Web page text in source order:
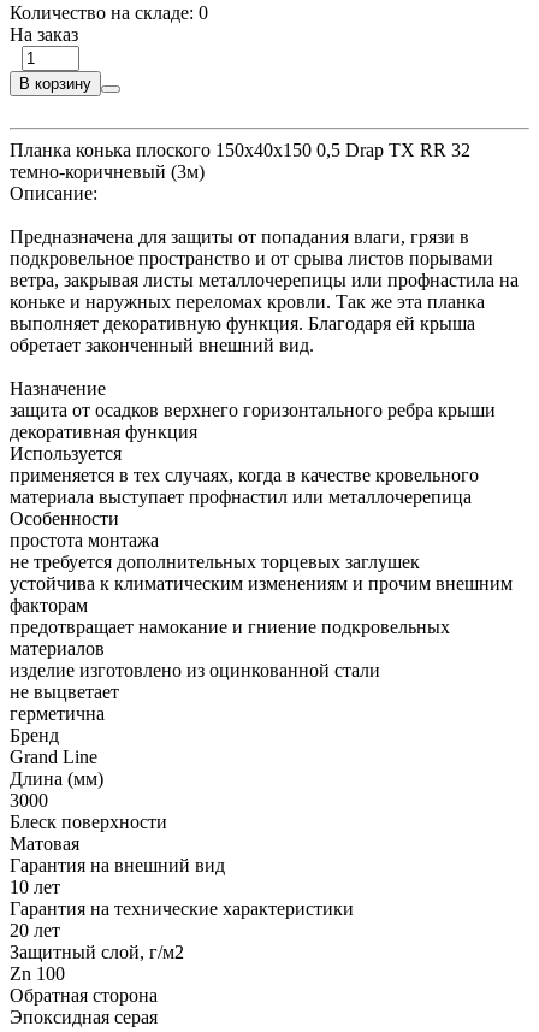
Количество на складе: 0
На заказ
В корзину
Планка конька плоского 150х40х150 0,5 Drap TX RR 32
темно-коричневый (3м)
Описание:
Предназначена для защиты от попадания влаги, грязи в
подкровельное пространство и от срыва листов порывами
ветра, закрывая листы металлочерепицы или профнастила на
коньке и наружных переломах кровли. Так же эта планка
выполняет декоративную функция. Благодаря ей крыша
обретает законченный внешний вид.
Назначение
защита от осадков верхнего горизонтального ребра крыши
декоративная функция
Используется
применяется в тех случаях, когда в качестве кровельного
материала выступает профнастил или металлочерепица
Особенности
простота монтажа
не требуется дополнительных торцевых заглушек
устойчива к климатическим изменениям и прочим внешним
факторам
предотвращает намокание и гниение подкровельных
материалов
изделие изготовлено из оцинкованной стали
не выцветает
герметична
Бренд
Grand Line
Длина (мм)
3000
Блеск поверхности
Матовая
Гарантия на внешний вид
10 лет
Гарантия на технические характеристики
20 лет
Защитный слой, г/м2
Zn 100
Обратная сторона
Эпоксидная серая